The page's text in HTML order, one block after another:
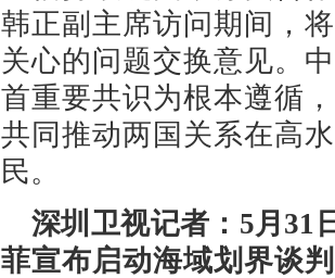
韩正副主席访问期间，
关心的问题交换意见。
首重要共识为根本遵循
共同推动两国关系在高
民。
深圳卫视记者：5月31
菲宣布启动海域划界谈